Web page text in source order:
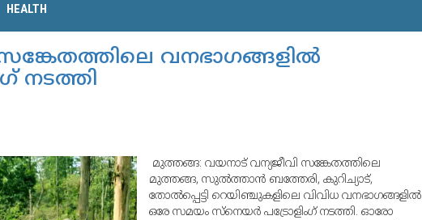
HEALTH
വനഭാഗങ്ങളില്‍
നടത്തി
മുത്തങ്ങ: വയനാട് വന്യജീവി സങ്കേതത്തിലെ
മുത്തങ്ങ, സുല്‍ത്താന്‍ ബത്തേരി, കുറിച്യാട്,
തോല്‍പ്പെട്ടി റെയിഞ്ചുകളിലെ വിവിധ വനഭാഗങ്ങളില്‍
ഒരേ സമയം സ്‌നെയര്‍ പട്രോളിംഗ് നടത്തി. ഓരോ